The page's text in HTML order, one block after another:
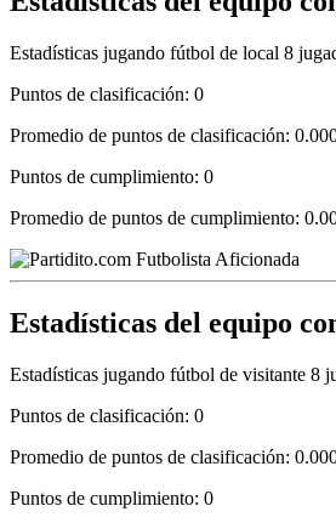
Estadísticas jugando fútbol de local 8
Puntos de clasificación: 0
Promedio de puntos de clasificación:
Puntos de cumplimiento: 0
Promedio de puntos de cumplimiento:
Estadísticas del equipo
Estadísticas jugando fútbol de visitante 8
Puntos de clasificación: 0
Promedio de puntos de clasificación:
Puntos de cumplimiento: 0